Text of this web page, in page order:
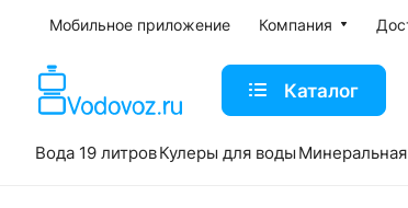
Мобильное приложение Компания
Каталог
Вода 19 литровКулеры для воды Минеральная